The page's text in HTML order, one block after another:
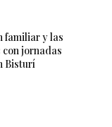
familiar y las
jornadas
Bisturí